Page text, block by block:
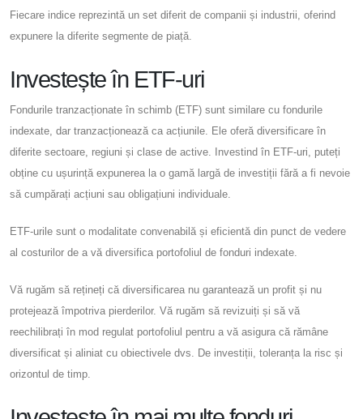
Fiecare indice reprezintă un set diferit de companii și industrii, oferind
expunere la diferite segmente de piață.
Investește în ETF-uri
Fondurile tranzacționate în schimb (ETF) sunt similare cu fondurile
indexate, dar tranzacționează ca acțiunile. Ele oferă diversificare în
diferite sectoare, regiuni și clase de active. Investind în ETF-uri, puteți
obține cu ușurință expunerea la o gamă largă de investiții fără a fi nevoie
să cumpărați acțiuni sau obligațiuni individuale.
ETF-urile sunt o modalitate convenabilă și eficientă din punct de vedere
al costurilor de a vă diversifica portofoliul de fonduri indexate.
Vă rugăm să rețineți că diversificarea nu garantează un profit și nu
protejează împotriva pierderilor. Vă rugăm să revizuiți și să vă
reechilibrați în mod regulat portofoliul pentru a vă asigura că rămâne
diversificat și aliniat cu obiectivele dvs. De investiții, toleranța la risc și
orizontul de timp.